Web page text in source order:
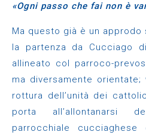
«Ogni passo che fai non è
Ma questo già è un
la partenza da Cucciago
allineato col parroco-
ma diversamente orientate;
rottura dell’unità dei
porta all’allontanarsi
parrocchiale